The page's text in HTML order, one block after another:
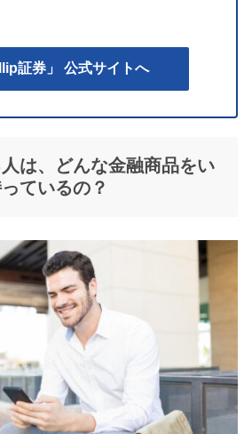
証券」 公式サイトへ
は、どんな金融商品をい
ているの？